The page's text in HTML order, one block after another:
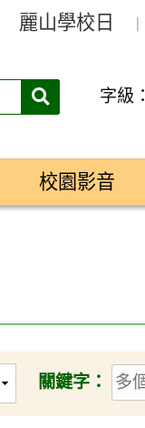
麗山學校日
搜
字級：
校園影音
關鍵字：